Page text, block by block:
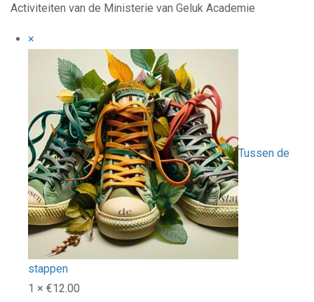
Activiteiten van de Ministerie van Geluk Academie
×
Tussen de
stappen
1 × €12.00